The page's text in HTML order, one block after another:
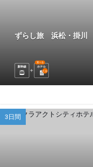
ずらし旅 浜松・掛川
新幹線 ホテル
選べる
1 泊
3日間